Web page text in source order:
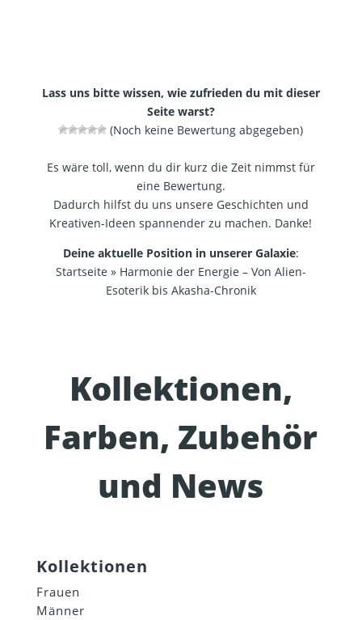
Lass uns bitte wissen, wie zufrieden du mit dieser
Seite warst?
(Noch keine Bewertung abgegeben)
Es wäre toll, wenn du dir kurz die Zeit nimmst für
eine Bewertung.
Dadurch hilfst du uns unsere Geschichten und
Kreativen-Ideen spannender zu machen. Danke!
Deine aktuelle Position in unserer Galaxie:
Startseite » Harmonie der Energie – Von Alien-
Esoterik bis Akasha-Chronik
Kollektionen,
Farben, Zubehör
und News
Kollektionen
Frauen
Männer